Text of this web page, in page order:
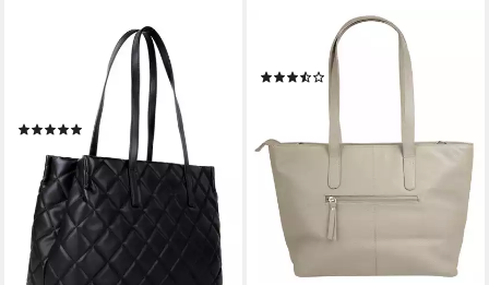
VALENTINO BAGS
Shopper OCARINA,
Schultertasche Handtasche
Damen Henkeltasche
(8)
UVP 149,99 €
-10%
lieferbar - in 1-2 Werktagen bei dir
+6
BRUNO BANANI
Shopper, echt Leder
(7)
139,00 €
lieferbar - in 2-3 Werktagen bei dir